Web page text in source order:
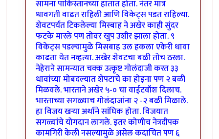
सामना पाकिस्तानच्या हातात होता. नंतर मात्र
धावगती वाढत राहिली आणि विकेट्स पडत राहिल्या.
शेवटपर्यंत टिकलेल्या मिस्बाह ने अखेर काही सुंदर
फटके मारले पण तोवर खुप उशीर झाला होता. ९
विकेट्स पडल्यामुळे मिसबाह उल हकला एकेरी धावा
काढता येत नव्हत्या. अखेर शेवटचा बळी तोच ठरला.
नेहेराने सामन्यात चक्क उत्कृष्ट गोलंदाजी करत ३३
धावांच्या मोबदल्यात शेपटाचे का होइना पण २ बळी
मिळवले. भारताने अखेर ५-० चा वाईटवॉश दिलाच.
भारताच्या सगळ्याच गोलंदाजांना २ -२ बळी मिळाले.
हा विजय खर्‍या अर्थाने सांघिक होता. विजयात
सगळ्यांचे योगदान लागले. इतर कोणीच नेत्रदीपक
कामगिरी केली नसल्यामुळे असेल कदाचित पण ६